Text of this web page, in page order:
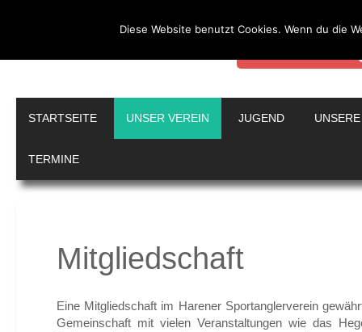
Sportanglerverein
STARTSEITE UNSER VEREIN JUGEND
TERMINE
Mitgliedschaft
Eine Mitgliedschaft im Harener Sportanglerverein
Gemeinschaft mit vielen Veranstaltungen wie das
Diese Website benutzt Cookies. Wenn du die
Durch die weitere